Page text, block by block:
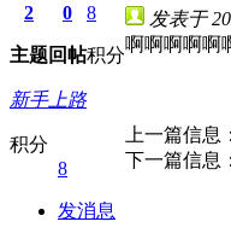
2
主题
0
回帖
8
积分
新手上路
积分
8
发消息
发表于
啊啊啊啊啊
上一篇信息：
下一篇信息：